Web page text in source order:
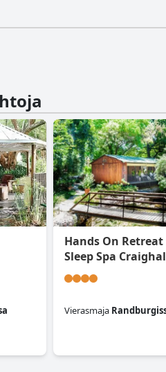
Hands On
Sleep Spa
Vierasmaja